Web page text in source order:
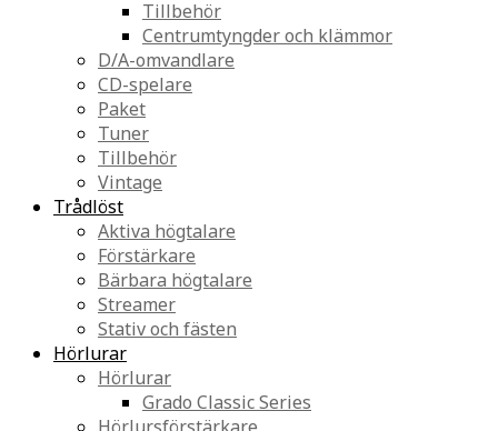
Tillbehör
Centrumtyngder och klämmor
D/A-omvandlare
CD-spelare
Paket
Tuner
Tillbehör
Vintage
Trådlöst
Aktiva högtalare
Förstärkare
Bärbara högtalare
Streamer
Stativ och fästen
Hörlurar
Hörlurar
Grado Classic Series